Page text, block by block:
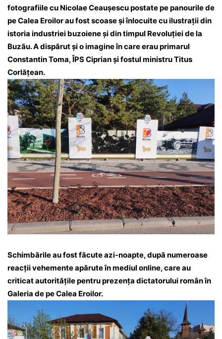
fotografiile cu Nicolae Ceaușescu postate pe panourile de
pe Calea Eroilor au fost scoase și înlocuite cu ilustrații din
istoria industriei buzoiene și din timpul Revoluției de la
Buzău. A dispărut și o imagine în care erau primarul
Constantin Toma, ÎPS Ciprian și fostul ministru Titus
Corlățean.
Schimbările au fost făcute azi-noapte, după numeroase
reacții vehemente apărute în mediul online, care au
criticat autoritățile pentru prezența dictatorului român în
Galeria de pe Calea Eroilor.